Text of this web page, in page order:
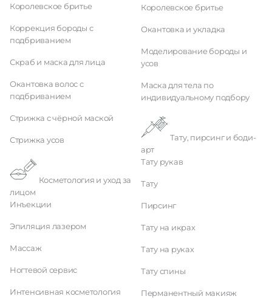
Королевское бритье
Коррекция бороды с
подбриванием
Скраб и маска для лица
Окантовка волос с
подбриванием
Стрижка с чёрной маской
Стрижка усов
лицом
Инъекции
Эпиляция лазером
Массаж
Ногтевой сервис
Интенсивная косметология
Королевское бритье
Окантовка и укладка
Моделирование бороды и
усов
Маска для тела по
индивидуальному подбору
арт
Тату рукав
Тату
Пирсинг
Тату на икрах
Тату на руках
Тату спины
Перманентный макияж